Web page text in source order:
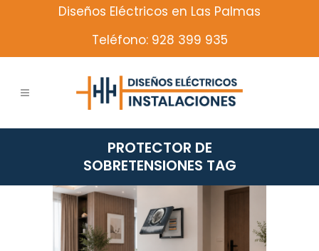
Diseños Eléctricos en Las Palmas
Teléfono: 928 399 935
PROTECTOR DE
SOBRETENSIONES TAG